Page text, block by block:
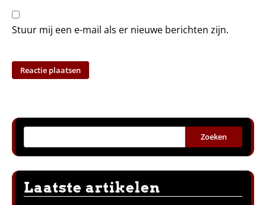
Stuur mij een e-mail als er nieuwe berichten zijn.
Zoeken
Laatste artikelen